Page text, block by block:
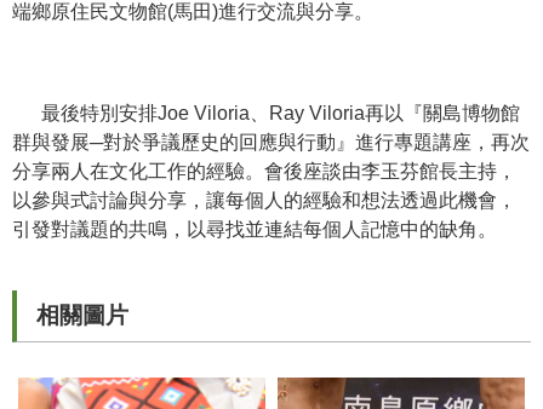
性
別
平
區
端鄉原住民文物館(馬田)進行交流與分享。
最後特別安排Joe Viloria、Ray Viloria再以『關島博物館
群與發展─對於爭議歷史的回應與行動』進行專題講座，再次
分享兩人在文化工作的經驗。會後座談由李玉芬館長主持，
以參與式討論與分享，讓每個人的經驗和想法透過此機會，
引發對議題的共鳴，以尋找並連結每個人記憶中的缺角。
相關圖片